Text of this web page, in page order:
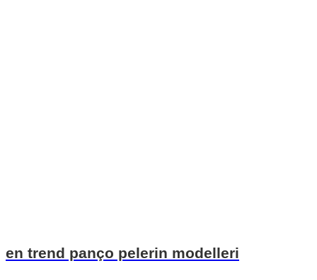
en trend panço pelerin modelleri